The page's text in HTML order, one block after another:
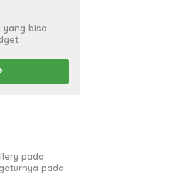
yang bisa
pada
pada